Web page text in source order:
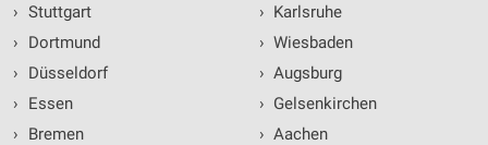
› Stuttgart
›
Dortmund
›
Düsseldorf
›
Essen
›
Bremen
› Karlsruhe
› Wiesbaden
› Augsburg
› Gelsenkirchen
› Aachen